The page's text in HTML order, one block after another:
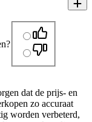
dat de prijs- en
zo accuraat
worden verbeterd,